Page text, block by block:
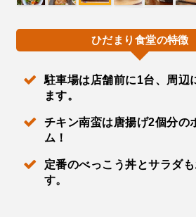
ひだまり食堂の特徴
駐車場は店舗前に1台、周辺
ます。
チキン南蛮は唐揚げ2個分の
ム！
定番のべっこう丼とサラダ
す。